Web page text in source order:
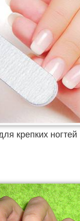
крепких ногтей